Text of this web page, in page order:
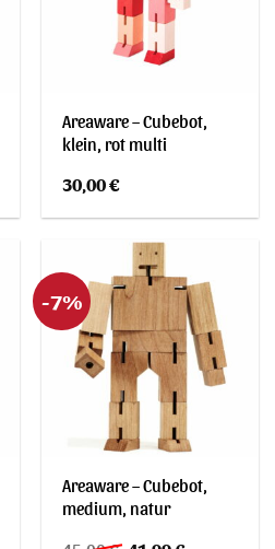
Areaware – Cubebot,
klein, rot multi
30,00€
-7%
Areaware – Cubebot,
medium, natur